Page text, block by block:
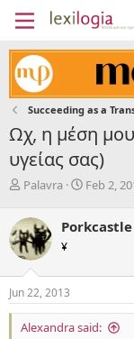
Succeeding as a
Ωχ, η μέση
υγείας σας)
T
r
e
a
d
s
t
a
r
Palavra
S
r
a
e
Feb 2,
Porkcastle
¥
Jun 22, 2013
Alexandra said: